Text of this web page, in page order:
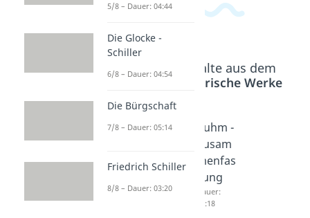
Beliebte Inhalte aus dem
BereichLiterarische Werke
Der
nach -
menfas
Der
ne -
menfas
Ruhm -
Zusam
menfas
sung
Dauer:
05:18
5/8 – Dauer: 04:44
Die Glocke -
Schiller
6/8 – Dauer: 04:54
Die Bürgschaft
7/8 – Dauer: 05:14
Friedrich Schiller
8/8 – Dauer: 03:20